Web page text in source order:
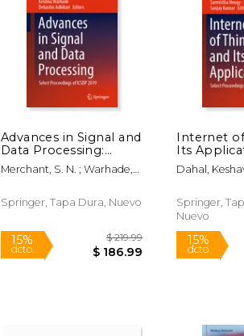
Advances in Signal and
Data Processing:
Select Proceedings of
Icsdp 2019 (en Inglés)
Merchant, S. N. ; Warhade,
Springer, Tapa Dura, Nuevo
$ 186.99
Internet
Its
2020 (en
Dahal,
Springer,
Nuevo